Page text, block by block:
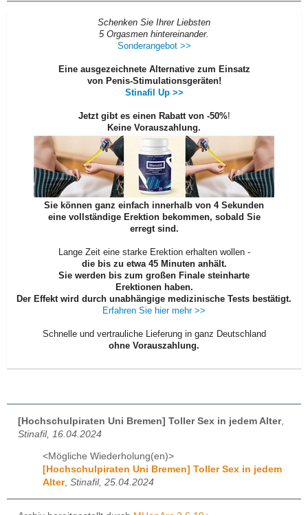
Schenken Sie Ihrer Liebsten
5 Orgasmen hintereinander.
Sonderangebot >>
Eine ausgezeichnete Alternative zum Einsatz
von Penis-Stimulationsgeräten!
Stinafil Up >>
Jetzt gibt es einen Rabatt von -50%!
Keine Vorauszahlung.
Sie können ganz einfach innerhalb von 4 Sekunden
eine vollständige Erektion bekommen, sobald Sie
erregt sind.
Lange Zeit eine starke Erektion erhalten wollen -
die bis zu etwa 45 Minuten anhält.
Sie werden bis zum großen Finale steinharte
Erektionen haben.
Der Effekt wird durch unabhängige medizinische Tests bestätigt.
Erfahren Sie hier mehr >>
Schnelle und vertrauliche Lieferung in ganz Deutschland
ohne Vorauszahlung.
[Hochschulpiraten Uni Bremen] Toller Sex in jedem Alter,
Stinafil, 16.04.2024
<Mögliche Wiederholung(en)>
[Hochschulpiraten Uni Bremen] Toller Sex in jedem
Alter, Stinafil, 25.04.2024